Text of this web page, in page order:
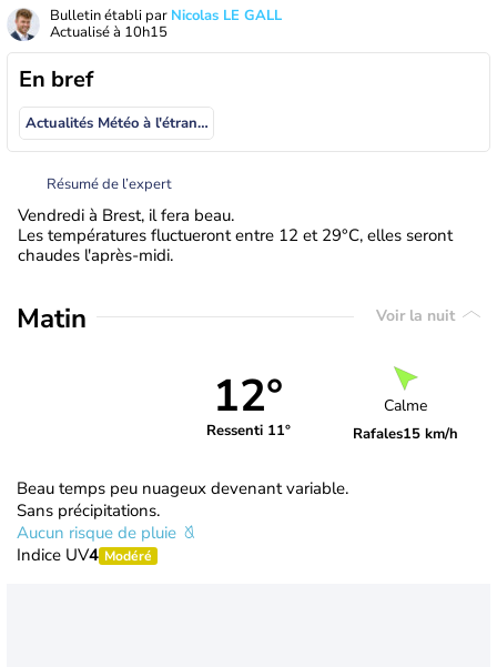
Bulletin établi par Nicolas LE GALL
Actualisé à 10h15
En bref
Actualités Météo à l'étranger
Résumé de l’expert
Vendredi à Brest, il fera beau.
Les températures fluctueront entre 12 et 29°C, elles seront
chaudes l'après-midi.
Matin Voir la nuit
12°
Ressenti 11°
Calme
Rafales15 km/h
Beau temps peu nuageux devenant variable.
Sans précipitations.
Aucun risque de pluie
Indice UV4 Modéré